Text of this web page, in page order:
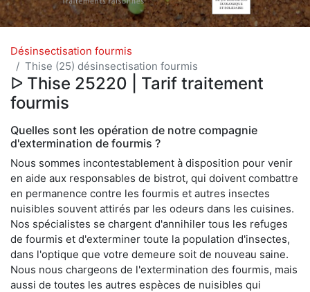
Désinsectisation fourmis
Thise (25) désinsectisation fourmis
ᐅ Thise 25220 | Tarif traitement
fourmis
Quelles sont les opération de notre compagnie
d'extermination de fourmis ?
Nous sommes incontestablement à disposition pour venir
en aide aux responsables de bistrot, qui doivent combattre
en permanence contre les fourmis et autres insectes
nuisibles souvent attirés par les odeurs dans les cuisines.
Nos spécialistes se chargent d'annihiler tous les refuges
de fourmis et d'exterminer toute la population d'insectes,
dans l'optique que votre demeure soit de nouveau saine.
Nous nous chargeons de l'extermination des fourmis, mais
aussi de toutes les autres espèces de nuisibles qui